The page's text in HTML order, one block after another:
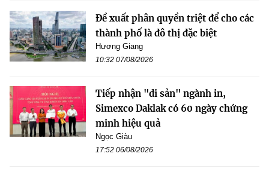
Đề xuất phân quyền triệt để cho các
thành phố là đô thị đặc biệt
Hương Giang
10:32 07/08/2026
Tiếp nhận "di sản" ngành in,
Simexco Daklak có 60 ngày chứng
minh hiệu quả
Ngọc Giàu
17:52 06/08/2026